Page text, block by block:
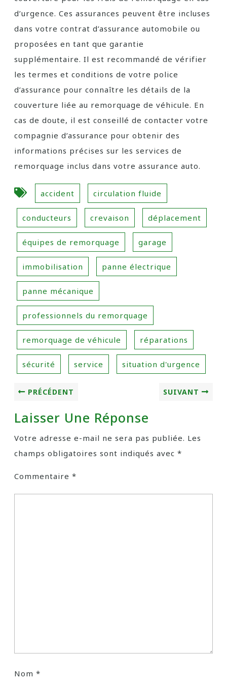
d’urgence. Ces assurances peuvent être incluses
dans votre contrat d’assurance automobile ou
proposées en tant que garantie
supplémentaire. Il est recommandé de vérifier
les termes et conditions de votre police
d’assurance pour connaître les détails de la
couverture liée au remorquage de véhicule. En
cas de doute, il est conseillé de contacter votre
compagnie d’assurance pour obtenir des
informations précises sur les services de
remorquage inclus dans votre assurance auto.
accident circulation fluide
conducteurs crevaison déplacement
équipes de remorquage garage
immobilisation panne électrique
panne mécanique
professionnels du remorquage
remorquage de véhicule réparations
sécurité service situation d'urgence
PRÉCÉDENT SUIVANT
Laisser Une Réponse
Votre adresse e-mail ne sera pas publiée. Les
champs obligatoires sont indiqués avec *
Commentaire *
Nom *